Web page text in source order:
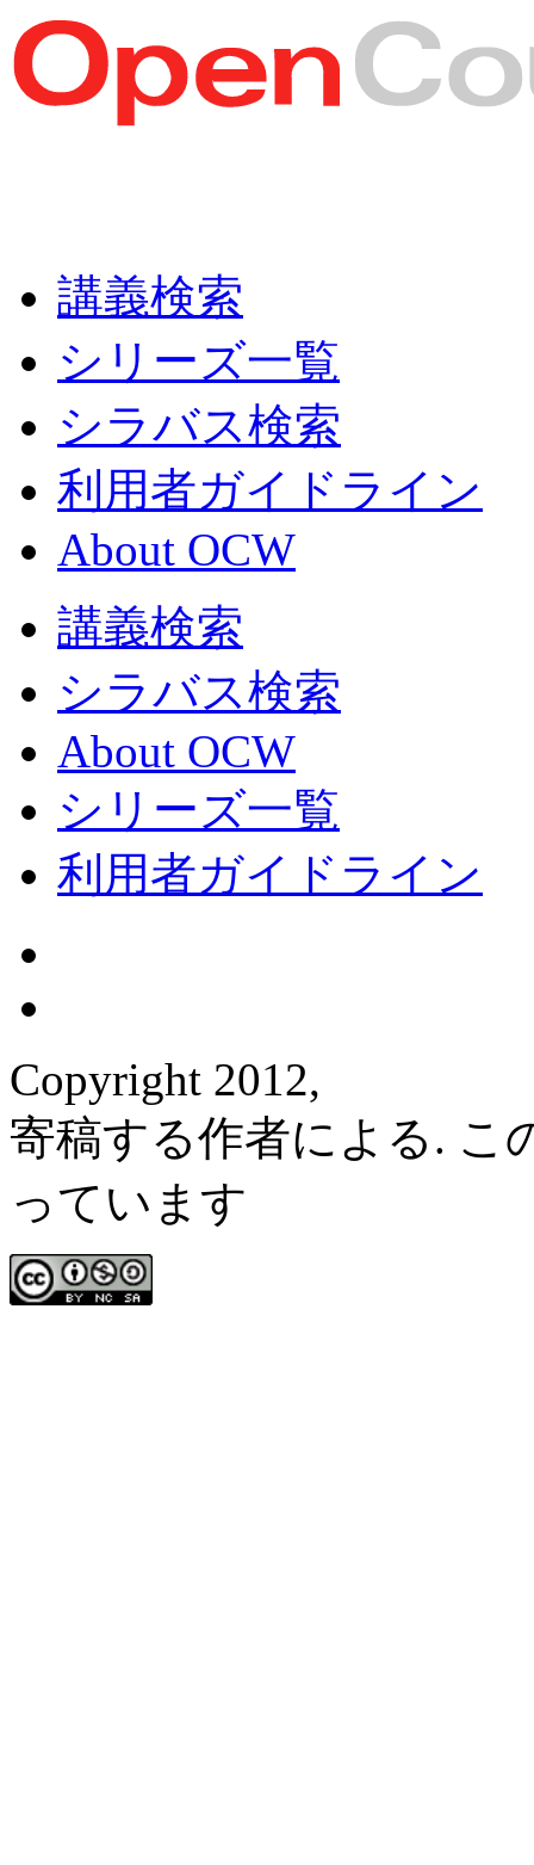
講義検索
シリーズ一覧
シラバス検索
利用者ガイドライン
About OCW
講義検索
シラバス検索
About OCW
シリーズ一覧
利用者ガイドライン
Copyright 2012,
寄稿する作者による. こ
っています